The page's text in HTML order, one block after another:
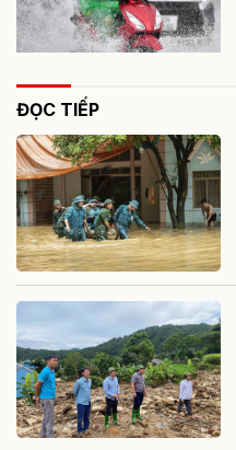
ĐỌC TIẾP